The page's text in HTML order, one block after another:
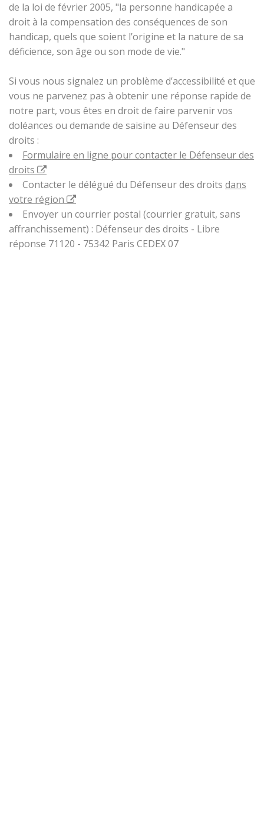
de la loi de février 2005, "la personne handicapée a
droit à la compensation des conséquences de son
handicap, quels que soient l’origine et la nature de sa
déficience, son âge ou son mode de vie."
Si vous nous signalez un problème d’accessibilité et que
vous ne parvenez pas à obtenir une réponse rapide de
notre part, vous êtes en droit de faire parvenir vos
doléances ou demande de saisine au Défenseur des
droits :
Formulaire en ligne pour contacter le Défenseur des
droits
Contacter le délégué du Défenseur des droits dans
votre région
Envoyer un courrier postal (courrier gratuit, sans
affranchissement) : Défenseur des droits - Libre
réponse 71120 - 75342 Paris CEDEX 07